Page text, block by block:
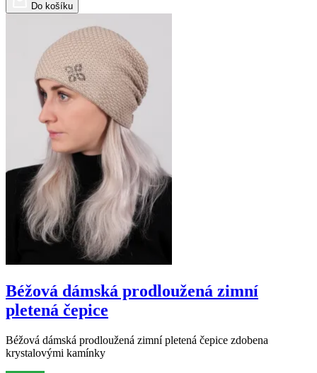
Do košíku
Béžová dámská prodloužená zimní
pletená čepice
Béžová dámská prodloužená zimní pletená čepice zdobena
krystalovými kamínky